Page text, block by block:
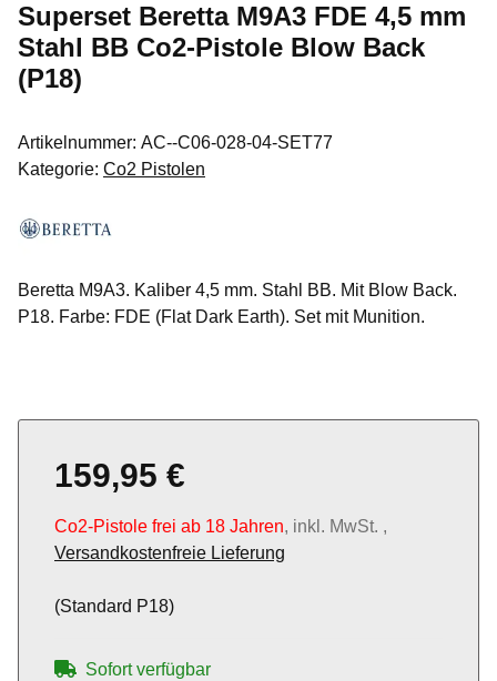
Superset Beretta M9A3 FDE 4,5 mm
Stahl BB Co2-Pistole Blow Back
(P18)
Artikelnummer: AC--C06-028-04-SET77
Kategorie: Co2 Pistolen
Beretta M9A3. Kaliber 4,5 mm. Stahl BB. Mit Blow Back.
P18. Farbe: FDE (Flat Dark Earth). Set mit Munition.
159,95 €
Co2-Pistole frei ab 18 Jahren, inkl. MwSt. ,
Versandkostenfreie Lieferung
(Standard P18)
Sofort verfügbar